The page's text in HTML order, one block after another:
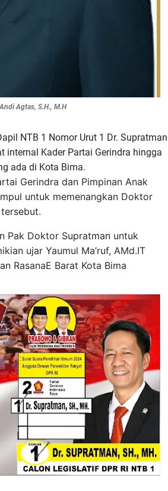
Agtas, S.H., M.H
NTB 1 Nomor Urut 1 Dr. Supratman
internal Kader Partai Gerindra hingga
ada di Kota Bima.
Gerindra dan Pimpinan Anak
untuk memenangkan Doktor
Pak Doktor Supratman untuk
ujar Yaumul Ma’ruf, AMd.IT
RasanaE Barat Kota Bima